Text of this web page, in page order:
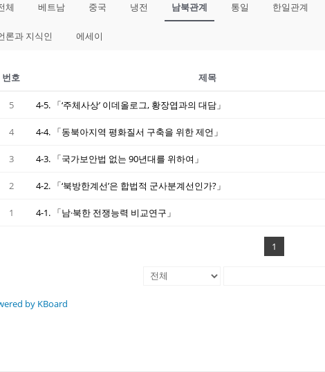
체 베트남 중국 냉전 남북관계 통일 한일관계
론과 지식인 에세이
번호 제목
5 4-5. 「‘주체사상’ 이데올로그, 황장엽과의 대담」
4 4-4. 「동북아지역 평화질서 구축을 위한 제언」
3 4-3. 「국가보안법 없는 90년대를 위하여」
2 4-2. 「‘북방한계선’은 합법적 군사분계선인가?」
1 4-1. 「남·북한 전쟁능력 비교연구」
1
by KBoard